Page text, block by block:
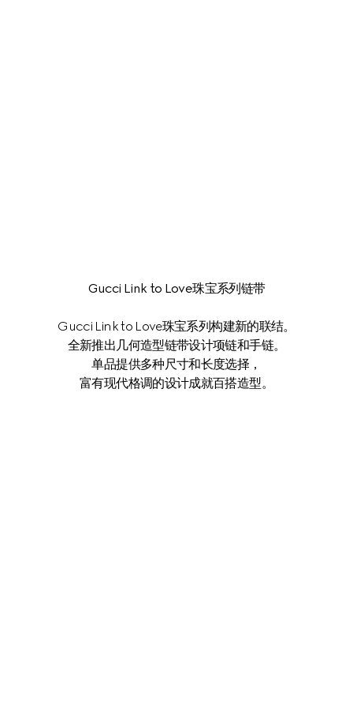
Gucci Link to Love珠宝系列链带
Gucci Link to Love珠宝系列构建新的联结。
全新推出几何造型链带设计项链和手链。
单品提供多种尺寸和长度选择，
富有现代格调的设计成就百搭造型。